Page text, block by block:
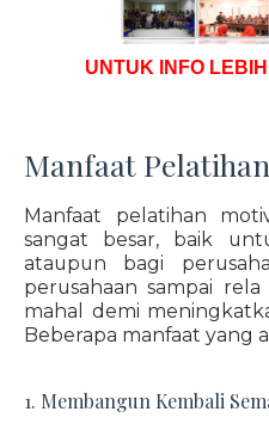
UNTUK INFO
Manfaat
Manfaat pelatihan
sangat besar, baik
ataupun bagi
perusahaan sampai
mahal demi
Beberapa manfaat yang
1. Membangun Kembali